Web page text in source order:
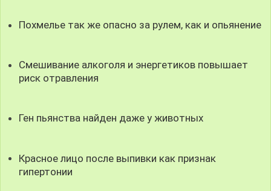
Похмелье так же опасно за рулем, как и опьянение
Смешивание алкоголя и энергетиков повышает
риск отравления
Ген пьянства найден даже у животных
Красное лицо после выпивки как признак
гипертонии